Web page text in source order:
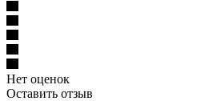
Нет оценок
Оставить отзыв